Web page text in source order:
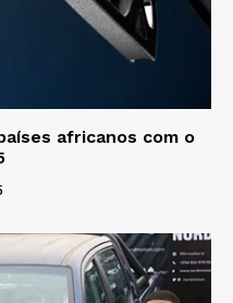
africanos com o